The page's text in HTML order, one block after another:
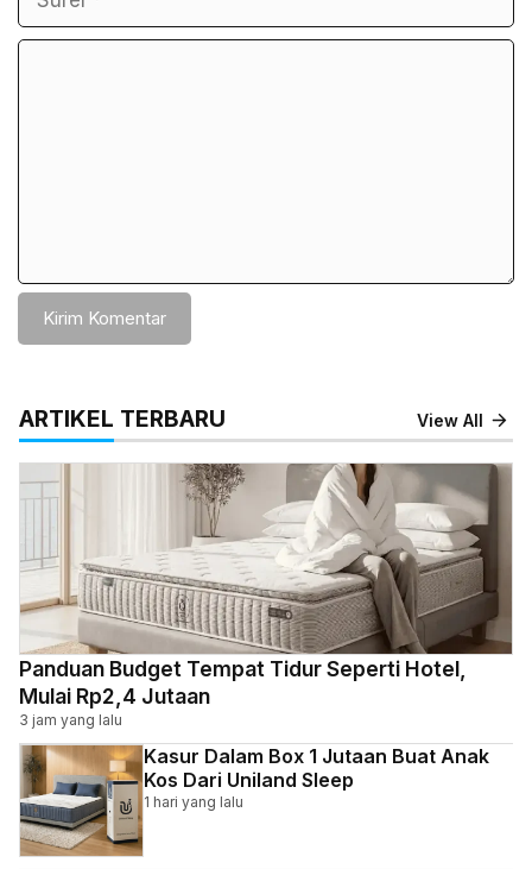
ARTIKEL TERBARU View All
Panduan Budget Tempat Tidur Seperti Hotel,
Mulai Rp2,4 Jutaan
3 jam yang lalu
Kasur Dalam Box 1 Jutaan Buat Anak
Kos Dari Uniland Sleep
1 hari yang lalu